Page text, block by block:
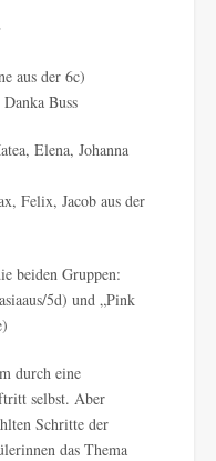
aus der 6c)
Buss
Elena, Johanna
Felix, Jacob aus der
beiden Gruppen:
5d) und „Pink
durch eine
selbst. Aber
Schritte der
das Thema